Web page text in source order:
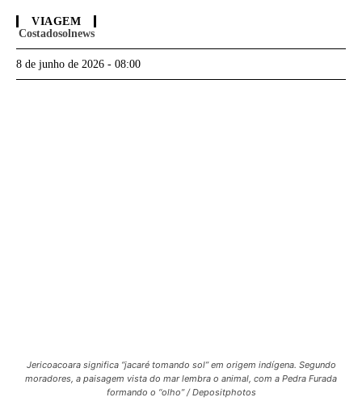
VIAGEM
Costadosolnews
8 de junho de 2026 - 08:00
Jericoacoara significa “jacaré tomando sol” em origem indígena. Segundo
moradores, a paisagem vista do mar lembra o animal, com a Pedra Furada
formando o “olho” / Depositphotos